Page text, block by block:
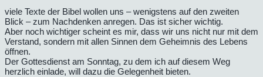
viele Texte der Bibel wollen uns – wenigstens auf den zweiten
Blick – zum Nachdenken anregen. Das ist sicher wichtig.
Aber noch wichtiger scheint es mir, dass wir uns nicht nur mit dem
Verstand, sondern mit allen Sinnen dem Geheimnis des Lebens
öffnen.
Der Gottesdienst am Sonntag, zu dem ich auf diesem Weg
herzlich einlade, will dazu die Gelegenheit bieten.